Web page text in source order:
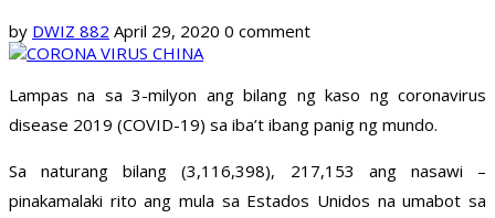
by DWIZ 882 April 29, 2020 0 comment
Lampas na sa 3-milyon ang bilang ng kaso ng coronavirus
disease 2019 (COVID-19) sa iba’t ibang panig ng mundo.
Sa naturang bilang (3,116,398), 217,153 ang nasawi –
pinakamalaki rito ang mula sa Estados Unidos na umabot sa